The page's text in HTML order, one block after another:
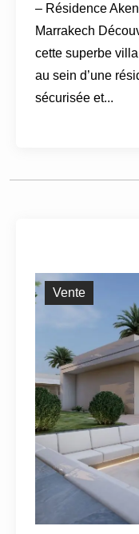
– Résidence
Marrakech
cette superbe
au sein d’une
sécurisée et...
Vente